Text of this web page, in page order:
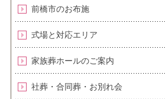
前橋市のお布施
式場と対応エリア
家族葬ホールのご案内
社葬・合同葬・お別れ会